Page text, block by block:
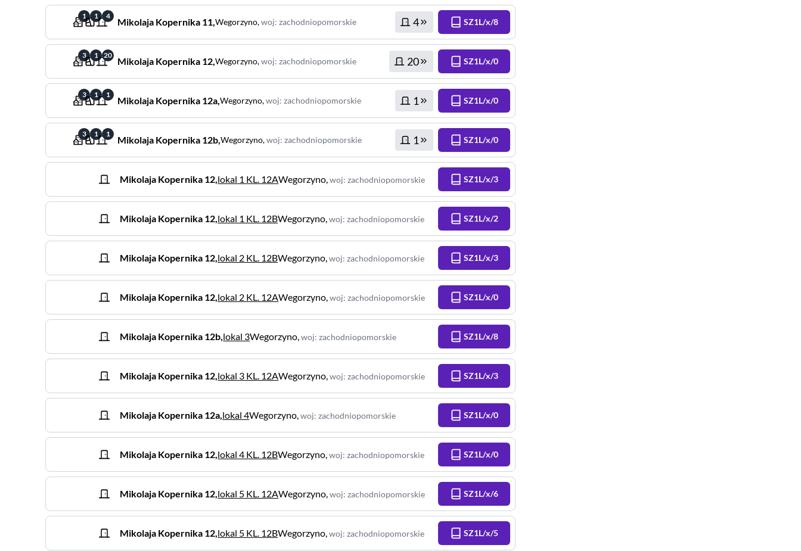
1 1 4
Mikolaja Kopernika 11,Wegorzyno,woj:zachodniopomorskie 4 SZ1L/x/8
3 1 20
Mikolaja Kopernika 12,Wegorzyno,woj:zachodniopomorskie 20 SZ1L/x/0
3 1 1
Mikolaja Kopernika 12a,Wegorzyno,woj:zachodniopomorskie 1 SZ1L/x/0
3 1 1
Mikolaja Kopernika 12b,Wegorzyno,woj:zachodniopomorskie 1 SZ1L/x/0
Mikolaja Kopernika 12,lokal 1 KL. 12AWegorzyno,woj:zachodniopomorskie SZ1L/x/3
Mikolaja Kopernika 12,lokal 1 KL. 12BWegorzyno,woj:zachodniopomorskie SZ1L/x/2
Mikolaja Kopernika 12,lokal 2 KL. 12BWegorzyno,woj:zachodniopomorskie SZ1L/x/3
Mikolaja Kopernika 12,lokal 2 KL. 12AWegorzyno,woj:zachodniopomorskie SZ1L/x/0
Mikolaja Kopernika 12b,lokal 3Wegorzyno,woj:zachodniopomorskie SZ1L/x/8
Mikolaja Kopernika 12,lokal 3 KL. 12AWegorzyno,woj:zachodniopomorskie SZ1L/x/3
Mikolaja Kopernika 12a,lokal 4Wegorzyno,woj:zachodniopomorskie SZ1L/x/0
Mikolaja Kopernika 12,lokal 4 KL. 12BWegorzyno,woj:zachodniopomorskie SZ1L/x/0
Mikolaja Kopernika 12,lokal 5 KL. 12AWegorzyno,woj:zachodniopomorskie SZ1L/x/6
Mikolaja Kopernika 12,lokal 5 KL. 12BWegorzyno,woj:zachodniopomorskie SZ1L/x/5